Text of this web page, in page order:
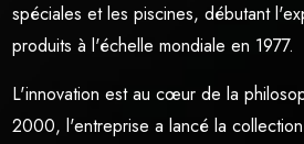
spéciales et les piscines, débutant
produits à l'échelle mondiale en 1977.
L'innovation est au cœur de la
2000, l'entreprise a lancé la